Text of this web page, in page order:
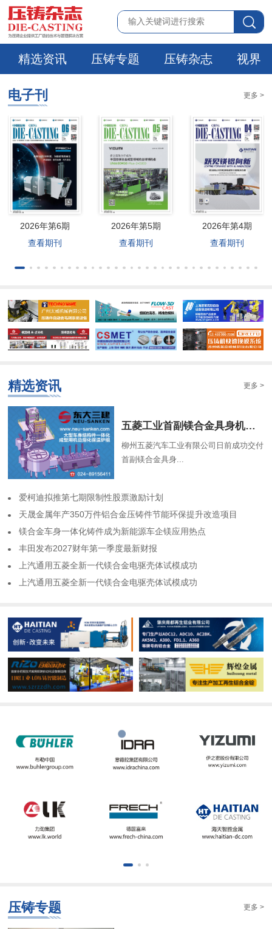
精选资讯 压铸专题 压铸杂志 视界
电子刊 更多 >
2026年第6期
查看期刊
2026年第5期
查看期刊
2026年第4期
查看期刊
精选资讯 更多 >
​五菱工业首副镁合金具身机器人骨架成功交付
柳州五菱汽车工业有限公司日前成功交付
首副镁合金具身...
​爱柯迪拟推第七期限制性股票激励计划
​天晟金属年产350万件铝合金压铸件节能环保提升改造项目
​镁合金车身一体化铸件成为新能源车企镁应用热点
​丰田发布2027财年第一季度最新财报
​上汽通用五菱全新一代镁合金电驱壳体试模成功
​上汽通用五菱全新一代镁合金电驱壳体试模成功
压铸专题 更多 >